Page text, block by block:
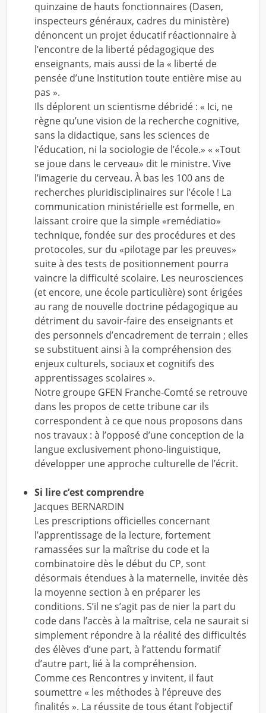
quinzaine de hauts fonctionnaires (Dasen,
inspecteurs généraux, cadres du ministère)
dénoncent un projet éducatif réactionnaire à
l’encontre de la liberté pédagogique des
enseignants, mais aussi de la « liberté de
pensée d’une Institution toute entière mise au
pas ».
Ils déplorent un scientisme débridé : « Ici, ne
règne qu’une vision de la recherche cognitive,
sans la didactique, sans les sciences de
l’éducation, ni la sociologie de l’école.» « «Tout
se joue dans le cerveau» dit le ministre. Vive
l’imagerie du cerveau. À bas les 100 ans de
recherches pluridisciplinaires sur l’école ! La
communication ministérielle est formelle, en
laissant croire que la simple «remédiatio»
technique, fondée sur des procédures et des
protocoles, sur du «pilotage par les preuves»
suite à des tests de positionnement pourra
vaincre la difficulté scolaire. Les neurosciences
(et encore, une école particulière) sont érigées
au rang de nouvelle doctrine pédagogique au
détriment du savoir-faire des enseignants et
des personnels d’encadrement de terrain ; elles
se substituent ainsi à la compréhension des
enjeux culturels, sociaux et cognitifs des
apprentissages scolaires ».
Notre groupe GFEN Franche-Comté se retrouve
dans les propos de cette tribune car ils
correspondent à ce que nous proposons dans
nos travaux : à l’opposé d’une conception de la
langue exclusivement phono-linguistique,
développer une approche culturelle de l’écrit.
Si lire c’est comprendre
Jacques BERNARDIN
Les prescriptions officielles concernant
l’apprentissage de la lecture, fortement
ramassées sur la maîtrise du code et la
combinatoire dès le début du CP, sont
désormais étendues à la maternelle, invitée dès
la moyenne section à en préparer les
conditions. S’il ne s’agit pas de nier la part du
code dans l’accès à la maîtrise, cela ne saurait si
simplement répondre à la réalité des difficultés
des élèves d’une part, à l’attendu formatif
d’autre part, lié à la compréhension.
Comme ces Rencontres y invitent, il faut
soumettre « les méthodes à l’épreuve des
finalités ». La réussite de tous étant l’objectif